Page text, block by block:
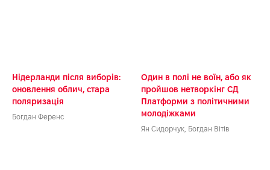
Нідерланди після виборів:
оновлення облич, стара
поляризація
Богдан Ференс
Один в полі не воїн, або як
пройшов нетворкінг СД
Платформи з політичними
молодіжками
Ян Сидорчук, Богдан Вітів